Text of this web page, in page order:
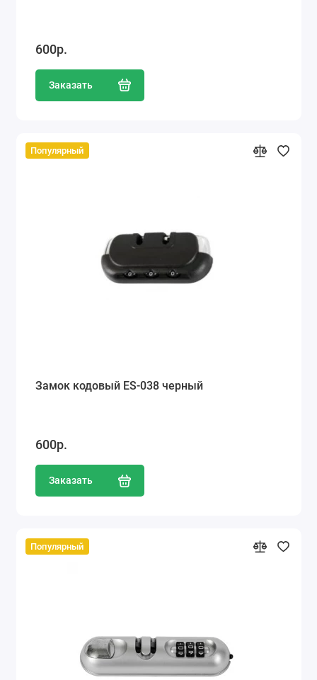
600р.
Заказать
Популярный
Замок кодовый ES-038 черный
600р.
Заказать
Популярный